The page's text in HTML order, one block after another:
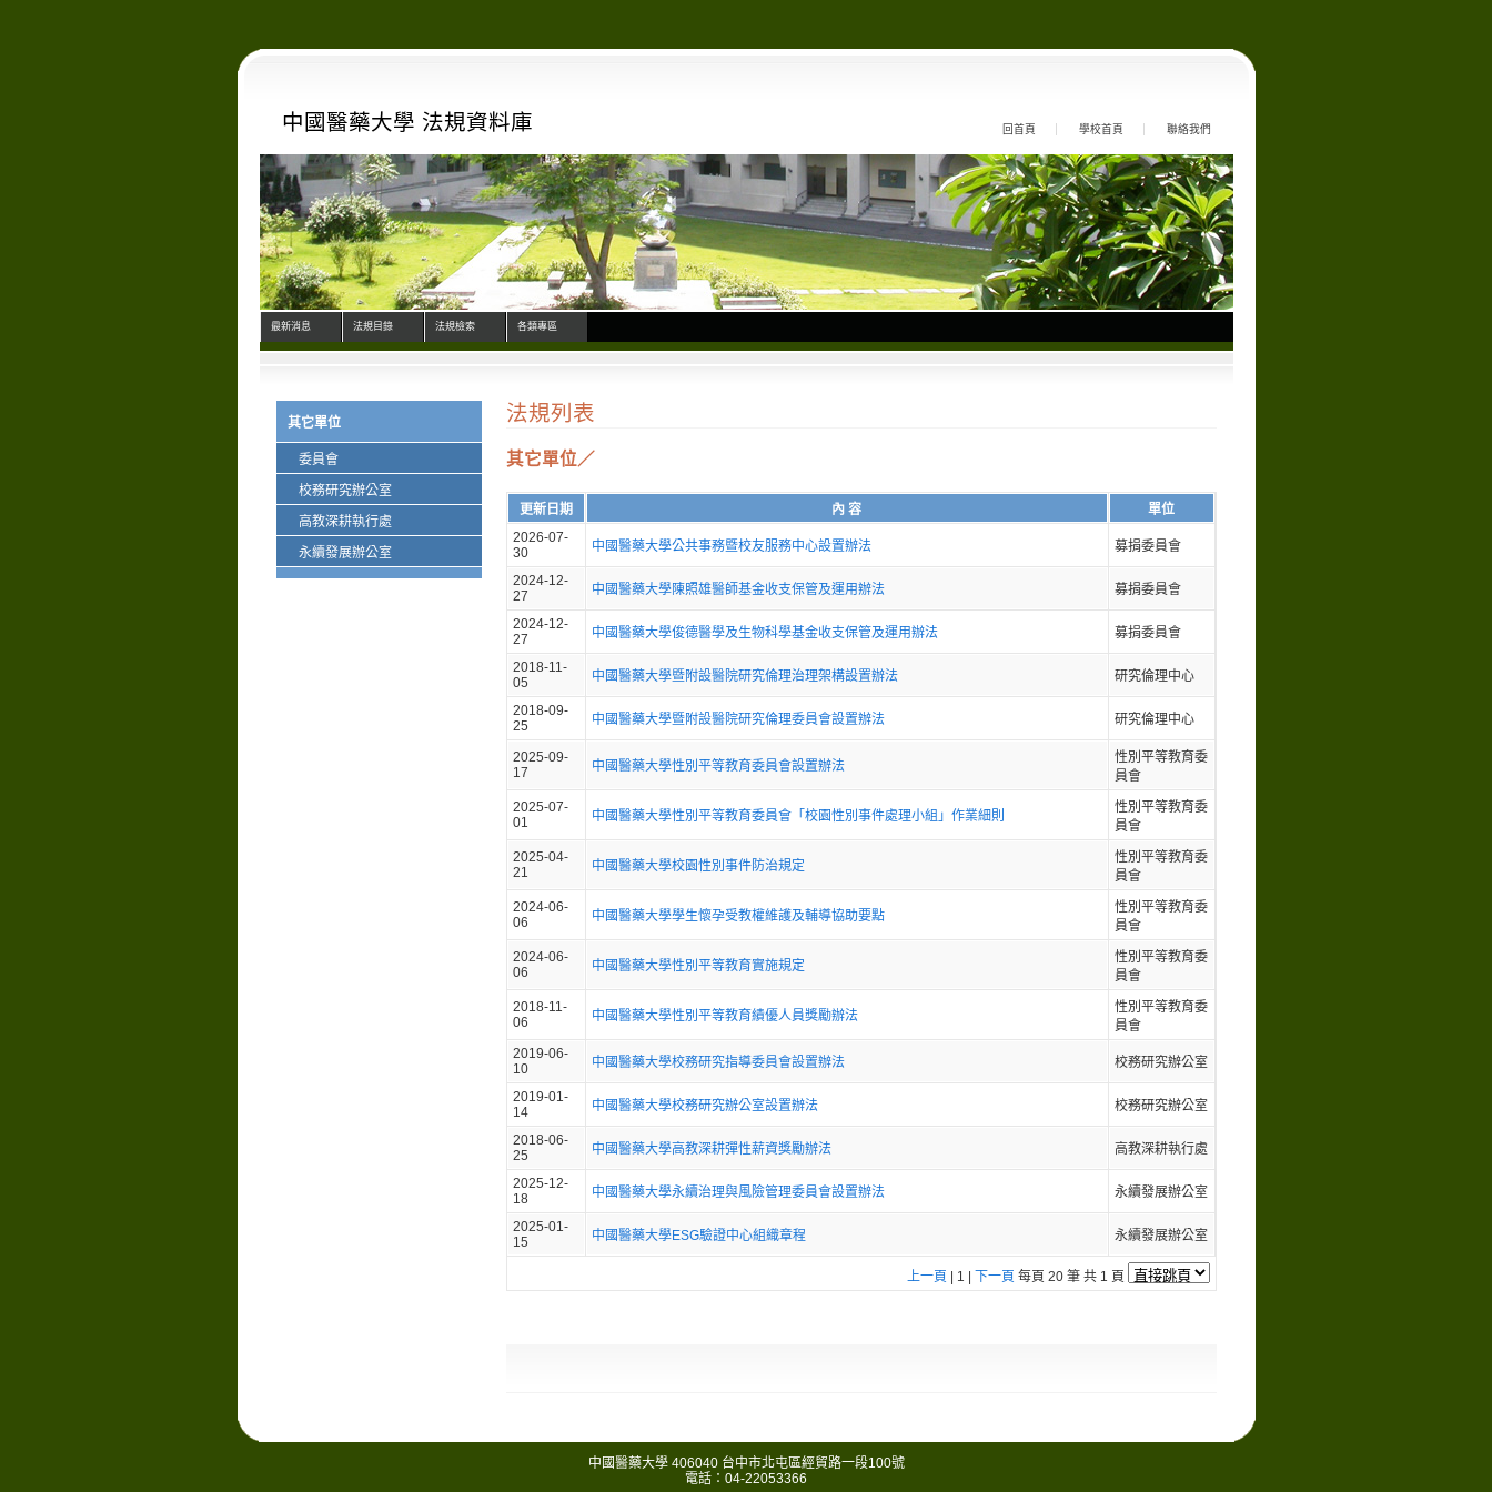
中國醫藥大學 法規資料庫 回首頁 學校首頁 聯絡我們
最新消息 法規目錄 法規檢索 各類專區
法規列表
其它單位／
更新日期 內 容
單位
2026-07-
30
中國醫藥大學公共事務暨校友服務中心設置辦法 募捐委員會
2024-12-
27
中國醫藥大學陳照雄醫師基金收支保管及運用辦法 募捐委員會
2024-12-
27
中國醫藥大學俊德醫學及生物科學基金收支保管及運用辦法 募捐委員會
2018-11-
05
中國醫藥大學暨附設醫院研究倫理治理架構設置辦法 研究倫理中心
2018-09-
25
中國醫藥大學暨附設醫院研究倫理委員會設置辦法 研究倫理中心
2025-09-
17
中國醫藥大學性別平等教育委員會設置辦法
性別平等教育委
員會
2025-07-
01
中國醫藥大學性別平等教育委員會「校園性別事件處理小組」作業細則
性別平等教育委
員會
2025-04-
21
中國醫藥大學校園性別事件防治規定
性別平等教育委
員會
2024-06-
06
中國醫藥大學學生懷孕受教權維護及輔導協助要點
性別平等教育委
員會
2024-06-
06
中國醫藥大學性別平等教育實施規定
性別平等教育委
員會
2018-11-
06
中國醫藥大學性別平等教育績優人員獎勵辦法
性別平等教育委
員會
2019-06-
10
中國醫藥大學校務研究指導委員會設置辦法 校務研究辦公室
2019-01-
14
中國醫藥大學校務研究辦公室設置辦法 校務研究辦公室
2018-06-
25
中國醫藥大學高教深耕彈性薪資獎勵辦法 高教深耕執行處
2025-12-
18
中國醫藥大學永續治理與風險管理委員會設置辦法 永續發展辦公室
2025-01-
15
中國醫藥大學ESG驗證中心組織章程 永續發展辦公室
上一頁 1 下一頁 每頁 20 筆 共 1 頁
其它單位
委員會
校務研究辦公室
高教深耕執行處
永續發展辦公室
中國醫藥大學 406040 台中市北屯區經貿路一段100號
電話：04-22053366